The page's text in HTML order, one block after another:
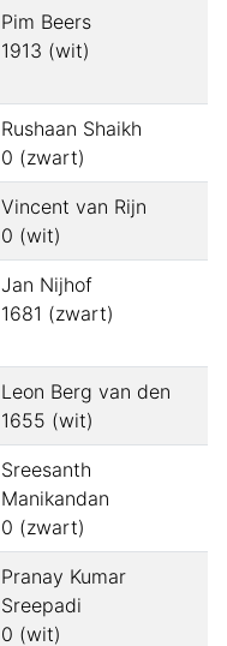
Pim Beers
1913 (wit)
Rushaan Shaikh
0 (zwart)
Vincent van Rijn
0 (wit)
Jan Nijhof
1681 (zwart)
Leon Berg van den
1655 (wit)
Sreesanth
Manikandan
0 (zwart)
Pranay Kumar
Sreepadi
0 (wit)